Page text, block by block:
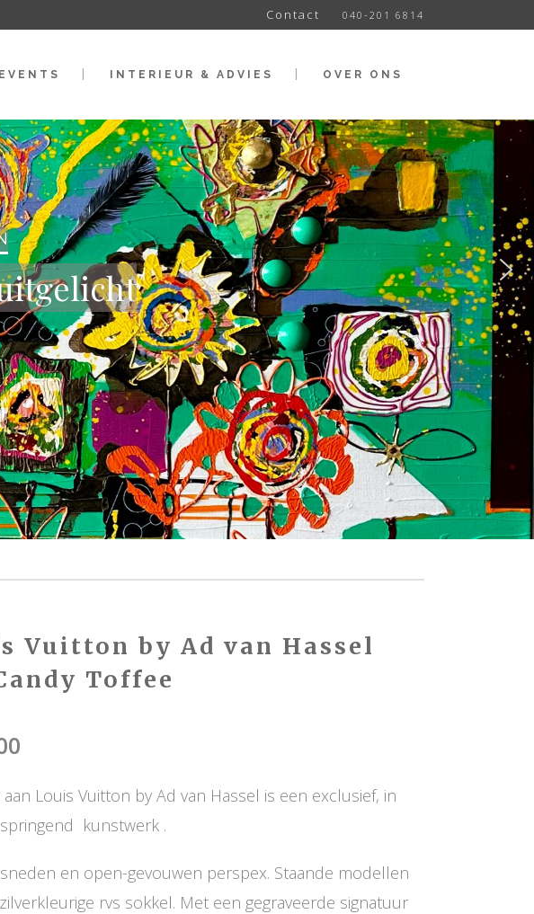
Contact 040-201 6814
INTERIEUR & ADVIES OVER ONS
Vuitton by Ad van Hassel
Toffee
aan Louis Vuitton by Ad van Hassel is een exclusief, in
kunstwerk .
en open-gevouwen perspex. Staande modellen
rvs sokkel. Met een gegraveerde signatuur